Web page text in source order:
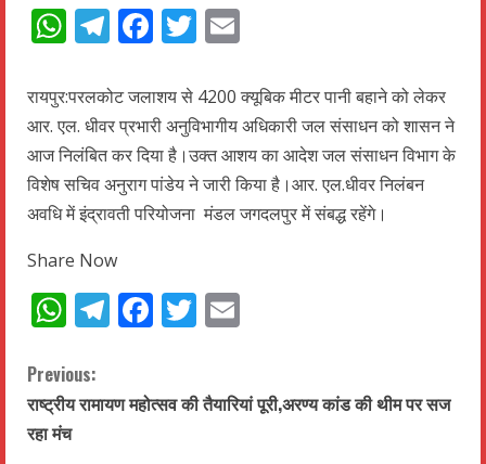
WhatsApp
Telegram
Facebook
Twitter
रायपुर:परलकोट जलाशय से 4200 क्यूबिक मीटर पानी बहाने को लेकर
आर. एल. धीवर प्रभारी अनुविभागीय अधिकारी जल संसाधन को शासन ने
आज निलंबित कर दिया है।उक्त आशय का आदेश जल संसाधन विभाग के
विशेष सचिव अनुराग पांडेय ने जारी किया है।आर. एल.धीवर निलंबन
अवधि में इंद्रावती परियोजना मंडल जगदलपुर में संबद्ध रहेंगे।
Share Now
WhatsApp
Telegram
Facebook
Twitter
C
o
Previous:
राष्ट्रीय रामायण महोत्सव की तैयारियां पूरी,अरण्य कांड की थीम पर सज
रहा मंच